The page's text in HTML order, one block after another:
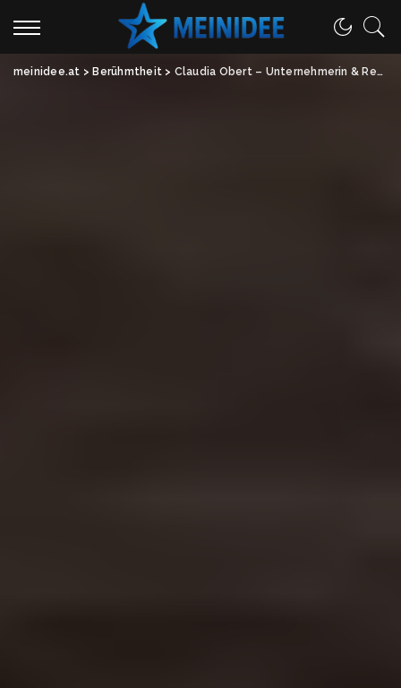
meinidee.at > Berühmtheit > Claudia Obert – Unternehmerin & Reality-Star im Überblick